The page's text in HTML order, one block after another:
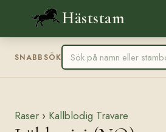
Häststam
SNABBSÖK
Raser › Kallblodig Travare